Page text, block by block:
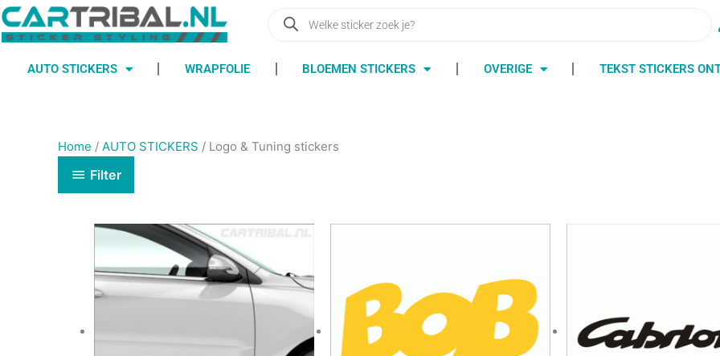
Ga
naar
de
inhoud
zoeken
AUTO STICKERS WRAPFOLIE BLOEMEN STICKERS OVERIGE TEKST STICKERS
Home / AUTO STICKERS / Logo & Tuning stickers
Filter